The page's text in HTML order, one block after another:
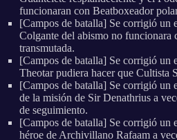
funcionaran con Beatboxeador
[Campos de batalla] Se corrigió un
Colgante del abismo no funcionara
transmutada.
[Campos de batalla] Se corrigió un
Theotar pudiera hacer que Cultista
[Campos de batalla] Se corrigió un
de la misión de Sir Denathrius a
de seguimiento.
[Campos de batalla] Se corrigió un
héroe de Archivillano Rafaam a